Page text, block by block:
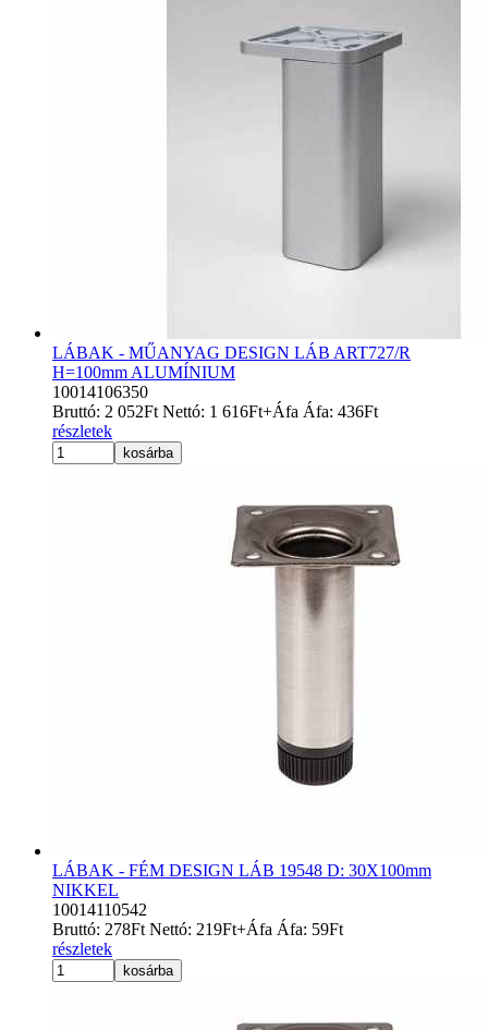
LÁBAK - MŰANYAG DESIGN LÁB ART727/R
H=100mm ALUMÍNIUM
10014106350
Bruttó: 2 052Ft Nettó: 1 616Ft+Áfa Áfa: 436Ft
részletek
kosárba
LÁBAK - FÉM DESIGN LÁB 19548 D: 30X100mm
NIKKEL
10014110542
Bruttó: 278Ft Nettó: 219Ft+Áfa Áfa: 59Ft
részletek
kosárba